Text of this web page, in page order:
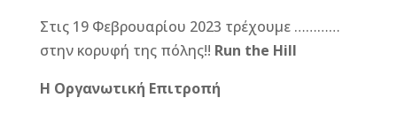
Στις 19 Φεβρουαρίου 2023 τρέχουμε …………
στην κορυφή της πόλης!! Run the Hill
Η Οργανωτική Επιτροπή